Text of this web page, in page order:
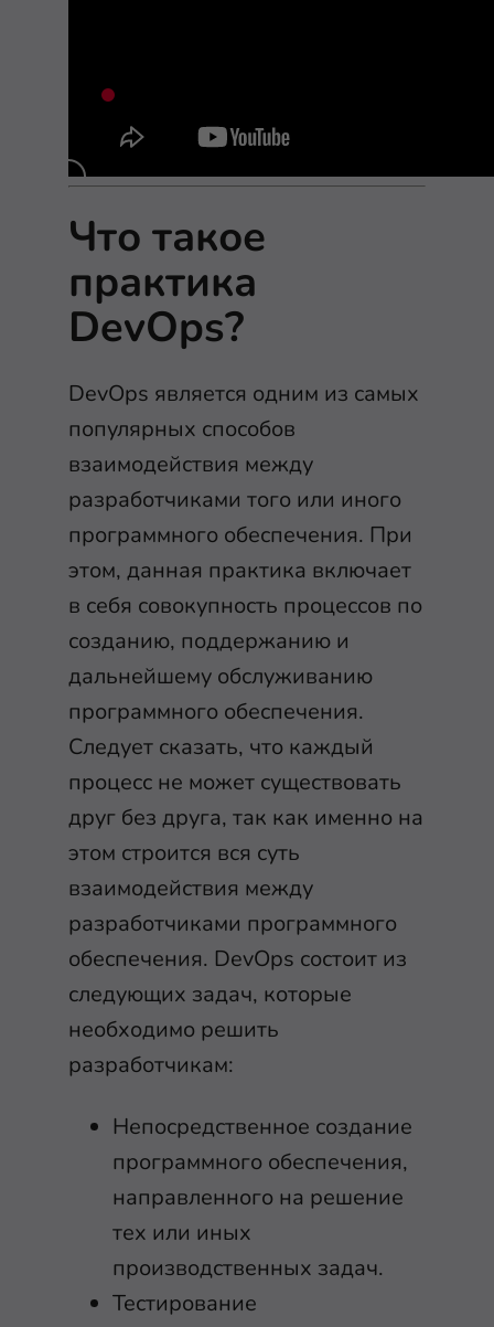
Что такое
практика
DevOps?
DevOps является одним из самых
популярных способов
взаимодействия между
разработчиками того или иного
программного обеспечения. При
этом, данная практика включает
в себя совокупность процессов по
созданию, поддержанию и
дальнейшему обслуживанию
программного обеспечения.
Следует сказать, что каждый
процесс не может существовать
друг без друга, так как именно на
этом строится вся суть
взаимодействия между
разработчиками программного
обеспечения. DevOps состоит из
следующих задач, которые
необходимо решить
разработчикам:
Непосредственное создание
программного обеспечения,
направленного на решение
тех или иных
производственных задач.
Тестирование